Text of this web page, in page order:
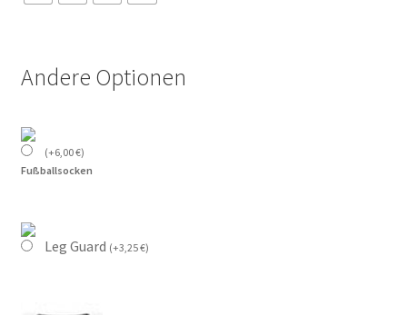
Andere Optionen
(+6,00€)
Fußballsocken
Leg Guard (+3,25€)